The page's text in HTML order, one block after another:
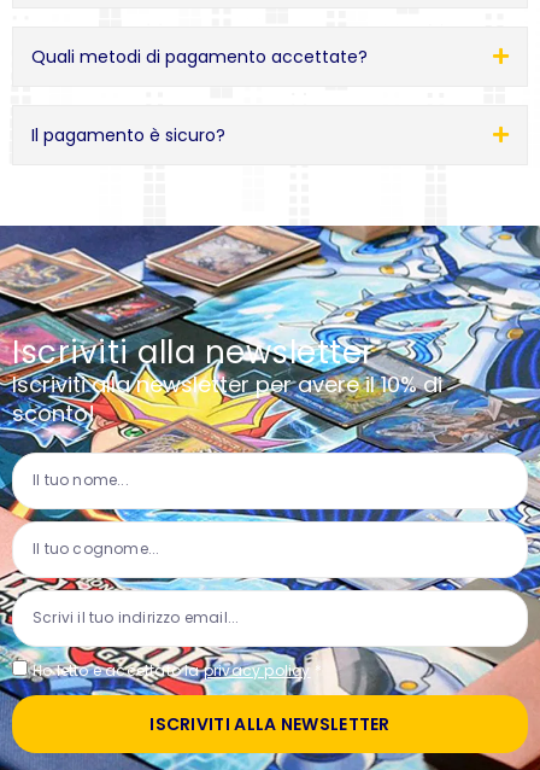
Quali metodi di pagamento accettate?
Il pagamento è sicuro?
Iscriviti alla newsletter
Iscriviti alla newsletter per avere il 10% di
sconto!
Ho letto e accettato laprivacy policy *
ISCRIVITI ALLA NEWSLETTER